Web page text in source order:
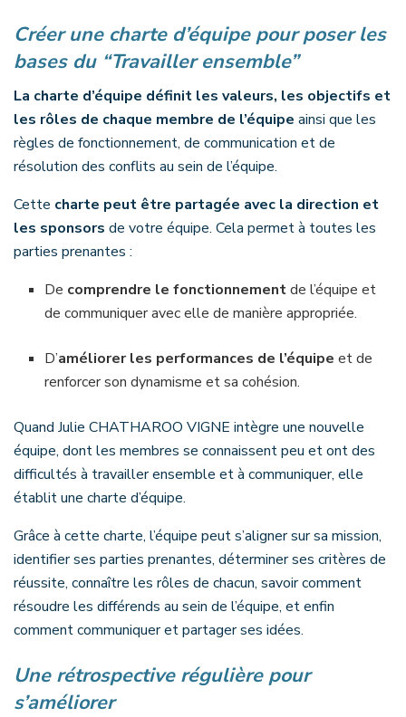
Créer une charte d’équipe pour poser les
bases du “Travailler ensemble”
La charte d’équipe définit les valeurs, les objectifs et
les rôles de chaque membre de l’équipe ainsi que les
règles de fonctionnement, de communication et de
résolution des conflits au sein de l’équipe.
Cette charte peut être partagée avec la direction et
les sponsors de votre équipe. Cela permet à toutes les
parties prenantes :
De comprendre le fonctionnementde l’équipe et
de communiquer avec elle de manière appropriée.
D’améliorer les performances de l’équipe et de
renforcer son dynamisme et sa cohésion.
Quand Julie CHATHAROO VIGNE intègre une nouvelle
équipe, dont les membres se connaissent peu et ont des
difficultés à travailler ensemble et à communiquer, elle
établit une charte d’équipe.
Grâce à cette charte, l’équipe peut s’aligner sur sa mission,
identifier ses parties prenantes, déterminer ses critères de
réussite, connaître les rôles de chacun, savoir comment
résoudre les différends au sein de l’équipe, et enfin
comment communiquer et partager ses idées.
Une rétrospective régulière pour
s’améliorer